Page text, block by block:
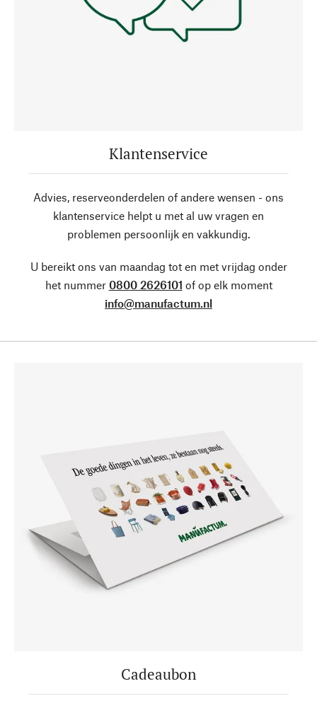
Klantenservice
Advies, reserveonderdelen of andere wensen - ons
klantenservice helpt u met al uw vragen en
problemen persoonlijk en vakkundig.
U bereikt ons van maandag tot en met vrijdag onder
het nummer 0800 2626101 of op elk moment
info@manufactum.nl
Cadeaubon